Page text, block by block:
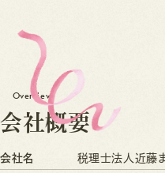
Overview
会社概要
会社名 税理士法人近藤